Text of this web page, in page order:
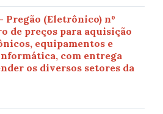
Pregão (Eletrônico) nº
de preços para aquisição
equipamentos e
com entrega
os diversos setores da